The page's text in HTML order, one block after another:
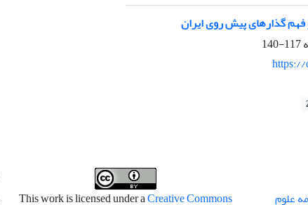
فهم گذارهای پیش روی ایران
117-140
علوم
This work is licensed under aCreative Commons